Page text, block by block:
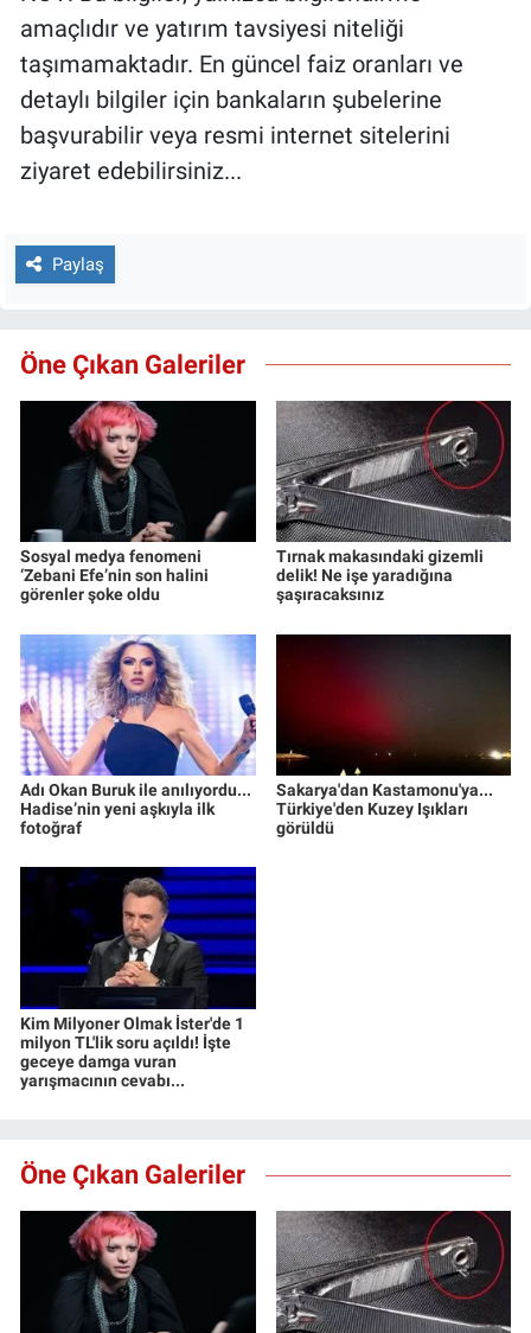
amaçlıdır ve yatırım tavsiyesi niteliği
taşımamaktadır. En güncel faiz oranları ve
detaylı bilgiler için bankaların şubelerine
başvurabilir veya resmi internet sitelerini
ziyaret edebilirsiniz...
Paylaş
Öne Çıkan Galeriler
Sosyal medya fenomeni
‘Zebani Efe’nin son halini
görenler şoke oldu
Tırnak makasındaki gizemli
delik! Ne işe yaradığına
şaşıracaksınız
Adı Okan Buruk ile anılıyordu...
Hadise’nin yeni aşkıyla ilk
fotoğraf
Sakarya'dan Kastamonu'ya...
Türkiye'den Kuzey Işıkları
görüldü
Kim Milyoner Olmak İster'de 1
milyon TL'lik soru açıldı! İşte
geceye damga vuran
yarışmacının cevabı...
Öne Çıkan Galeriler